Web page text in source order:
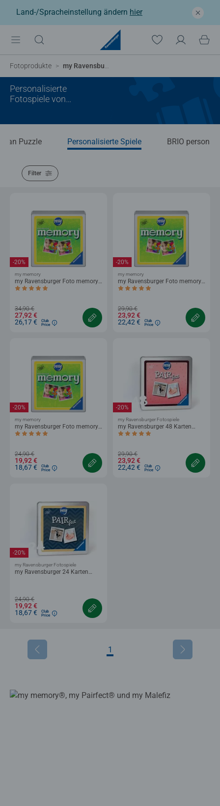
Land-/Spracheinstellung ändern hier
Fotoprodukte my Ravensburger Fotospiele
Personalisierte
Fotospiele von
Puzzle Personalisierte Spiele BRIO
Filter
my Ravensburger Foto memory
personalisiert 72 Karten
Durchschnittliche Bewertung 4,7 von 5 Sternen.
-20%
my memory
34,90 €
27,92 €
26,17 €
Club
Price
my Ravensburger Foto memory
personalisiert 48 Karten
Durchschnittliche Bewertung 4,9 von 5
-20%
my memory
29,90 €
23,92 €
22,42 €
Club
Price
my Ravensburger Foto memory
personalisiert 24 Karten
Durchschnittliche Bewertung 5,0 von 5 Sternen.
-20%
my memory
24,90 €
19,92 €
18,67 €
Club
Price
my Ravensburger 48 Karten
personalisiertes PAIRfect
Durchschnittliche Bewertung 5,0 von 5
-20%
my Ravensburger Fotospiele
29,90 €
23,92 €
22,42 €
Club
Price
my Ravensburger 24 Karten
-20%
my Ravensburger Fotospiele
24,90 €
19,92 €
18,67 €
Club
Price
1